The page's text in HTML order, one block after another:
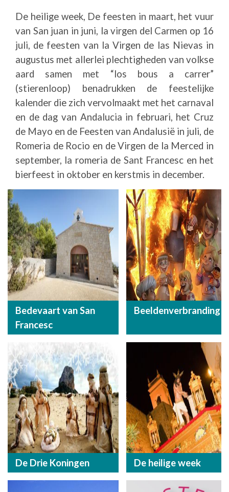
De heilige week, De feesten in maart, het vuur
van San juan in juni, la virgen del Carmen op 16
juli, de feesten van la Virgen de las Nievas in
augustus met allerlei plechtigheden van volkse
aard samen met “los bous a carrer”
(stierenloop) benadrukken de feestelijke
kalender die zich vervolmaakt met het carnaval
en de dag van Andalucia in februari, het Cruz
de Mayo en de Feesten van Andalusië in juli, de
Romeria de Rocio en de Virgen de la Merced in
september, la romeria de Sant Francesc en het
bierfeest in oktober en kerstmis in december.
Bedevaart van San
Francesc
Beeldenverbranding
De Drie Koningen De heilige week